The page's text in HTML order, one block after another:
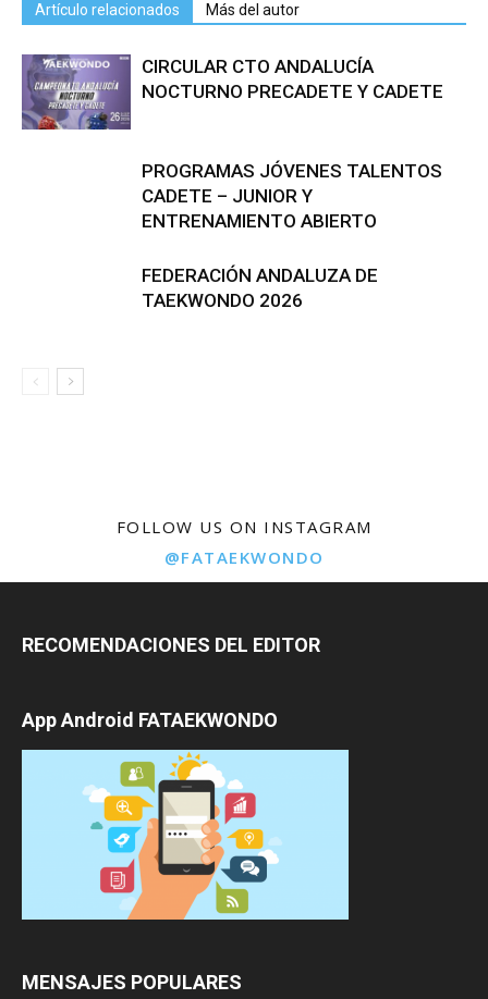
Artículo relacionados Más del autor
CIRCULAR CTO ANDALUCÍA
NOCTURNO PRECADETE Y CADETE
PROGRAMAS JÓVENES TALENTOS
CADETE – JUNIOR Y
ENTRENAMIENTO ABIERTO
FEDERACIÓN ANDALUZA DE
TAEKWONDO 2026
FOLLOW US ON INSTAGRAM
@FATAEKWONDO
RECOMENDACIONES DEL EDITOR
App Android FATAEKWONDO
MENSAJES POPULARES